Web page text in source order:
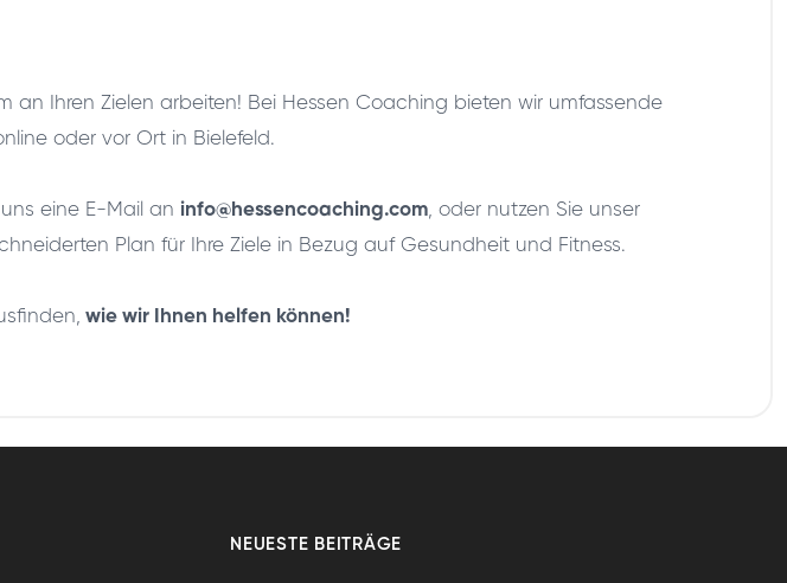
an Ihren Zielen arbeiten! Bei Hessen Coaching bieten wir umfassende
oder vor Ort in Bielefeld.
eine E-Mail an info@hessencoaching.com, oder nutzen Sie unser
Plan für Ihre Ziele in Bezug auf Gesundheit und Fitness.
wie wir Ihnen helfen können!
NEUESTE BEITRÄGE